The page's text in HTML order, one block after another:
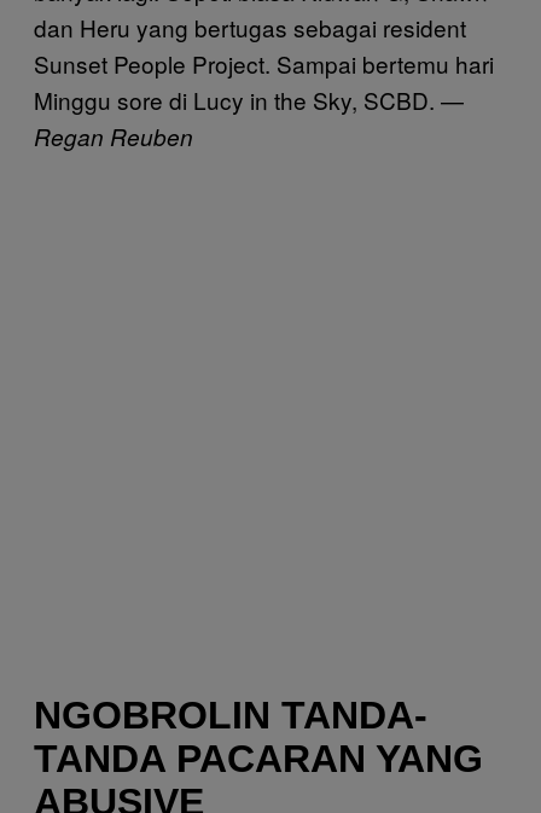
dan Heru yang bertugas sebagai resident
Sunset People Project. Sampai bertemu hari
Minggu sore di Lucy in the Sky, SCBD. —
Regan Reuben
NGOBROLIN TANDA-
TANDA PACARAN YANG
ABUSIVE